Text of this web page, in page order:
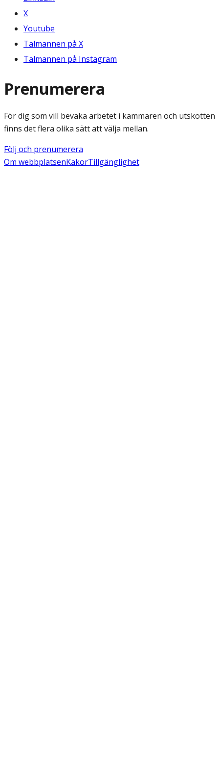
X
Youtube
Talmannen på X
Talmannen på Instagram
Prenumerera
För dig som vill bevaka arbetet i kammaren och utskotten
finns det flera olika sätt att välja mellan.
Följ och prenumerera
Om webbplatsenKakorTillgänglighet